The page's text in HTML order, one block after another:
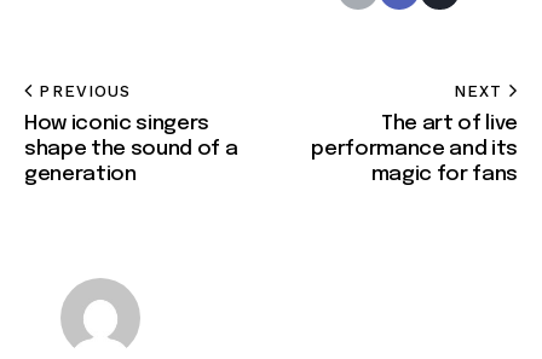
PREVIOUS
How iconic singers
shape the sound of a
generation
NEXT
The art of live
performance and its
magic for fans